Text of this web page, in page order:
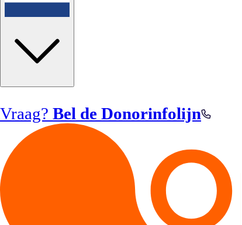
Vraag? Bel de Donorinfolijn